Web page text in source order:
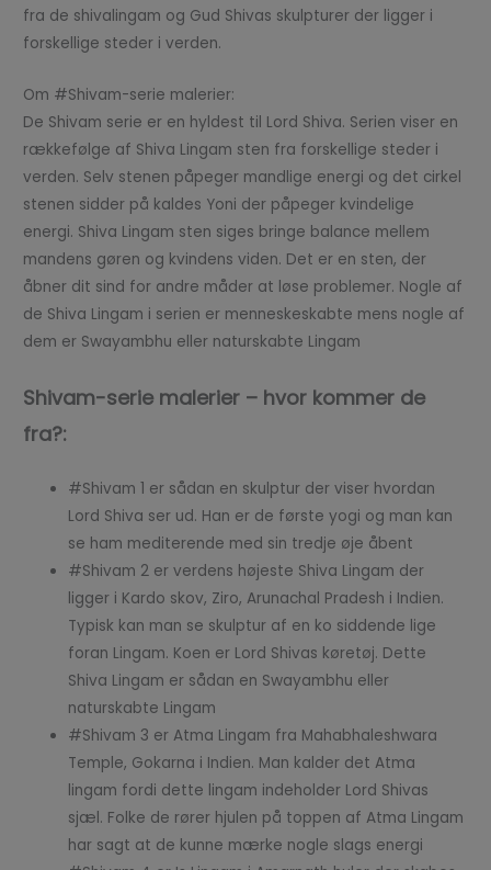
fra de shivalingam og Gud Shivas skulpturer der ligger i
forskellige steder i verden.
Om #Shivam-serie malerier:
De Shivam serie er en hyldest til Lord Shiva. Serien viser en
rækkefølge af Shiva Lingam sten fra forskellige steder i
verden. Selv stenen påpeger mandlige energi og det cirkel
stenen sidder på kaldes Yoni der påpeger kvindelige
energi. Shiva Lingam sten siges bringe balance mellem
mandens gøren og kvindens viden. Det er en sten, der
åbner dit sind for andre måder at løse problemer. Nogle af
de Shiva Lingam i serien er menneskeskabte mens nogle af
dem er Swayambhu eller naturskabte Lingam
Shivam-serie malerier – hvor kommer de
fra?:
#Shivam 1 er sådan en skulptur der viser hvordan
Lord Shiva ser ud. Han er de første yogi og man kan
se ham mediterende med sin tredje øje åbent
#Shivam 2 er verdens højeste Shiva Lingam der
ligger i Kardo skov, Ziro, Arunachal Pradesh i Indien.
Typisk kan man se skulptur af en ko siddende lige
foran Lingam. Koen er Lord Shivas køretøj. Dette
Shiva Lingam er sådan en Swayambhu eller
naturskabte Lingam
#Shivam 3 er Atma Lingam fra Mahabhaleshwara
Temple, Gokarna i Indien. Man kalder det Atma
lingam fordi dette lingam indeholder Lord Shivas
sjæl. Folke de rører hjulen på toppen af Atma Lingam
har sagt at de kunne mærke nogle slags energi